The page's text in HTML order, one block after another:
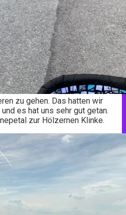
zu gehen. Das hatten wir
es hat uns sehr gut getan.
zur Hölzernen Klinke.